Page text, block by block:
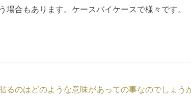
場合もあります。ケースバイケースで様々です。
るのはどのような意味があっての事なのでしょう